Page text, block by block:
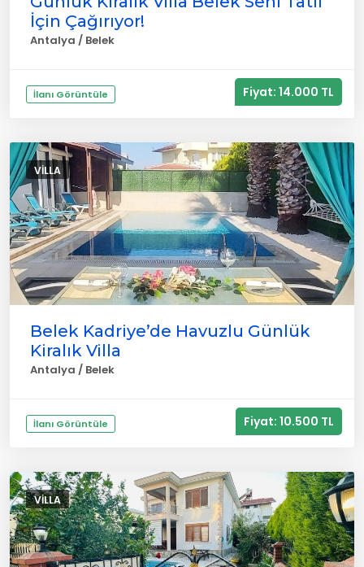
İçin Çağırıyor!
Antalya / Belek
İlanı Görüntüle Fiyat: 14.000 TL
VILLA
Belek Kadriye’de Havuzlu Günlük
Kiralık Villa
Antalya / Belek
İlanı Görüntüle Fiyat: 10.500 TL
VILLA